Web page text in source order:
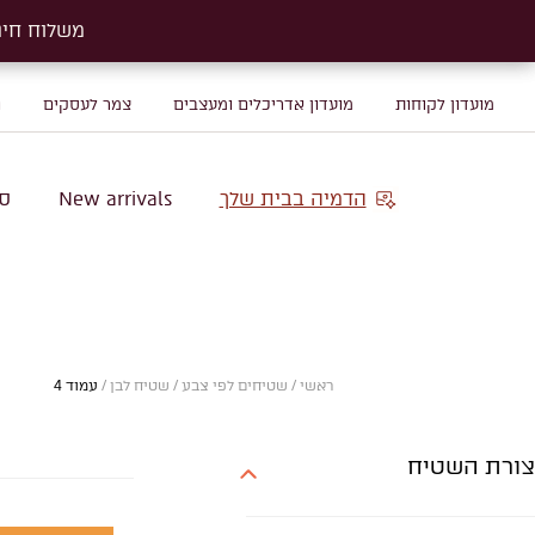
מועדון לקוחות מועדון אדריכלים ומעצבים צמר לעסקים
הדמיה בבית שלך New arrivals
ראשי / שטיחים לפי צבע / שטיח לבן / עמוד 4
צורת השטיח
משלוח חינם על
משלוח חינם על